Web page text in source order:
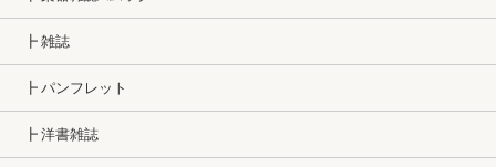
┣ 雑誌
┣ パンフレット
┣ 洋書雑誌